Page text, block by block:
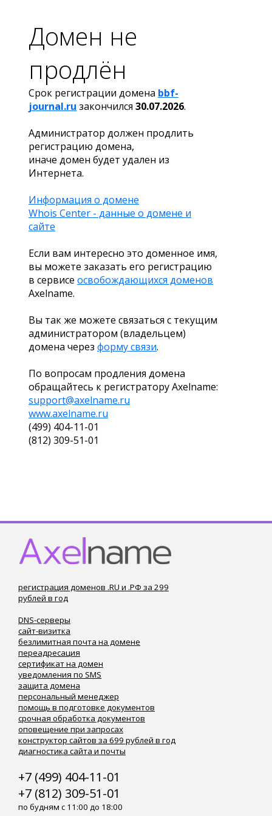
Домен не
продлён
Срок регистрации домена bbf-
journal.ru закончился 30.07.2026.
Администратор должен продлить
регистрацию домена,
иначе домен будет удален из
Интернета.
Информация о домене
Whois Center - данные о домене и
сайте
Если вам интересно это доменное имя,
вы можете заказать его регистрацию
в сервисе освобождающихся доменов
Axelname.
Вы так же можете связаться с текущим
администратором (владельцем)
домена через форму связи.
По вопросам продления домена
обращайтесь к регистратору Axelname:
support@axelname.ru
www.axelname.ru
(499) 404-11-01
(812) 309-51-01
регистрация доменов .RU и .РФ за 299
рублей в год
DNS-серверы
сайт-визитка
безлимитная почта на домене
переадресация
сертификат на домен
уведомления по SMS
защита домена
персональный менеджер
помощь в подготовке документов
срочная обработка документов
оповещение при запросах
конструктор сайтов за 699 рублей в год
диагностика сайта и почты
+7 (499) 404-11-01
+7 (812) 309-51-01
по будням с 11:00 до 18:00